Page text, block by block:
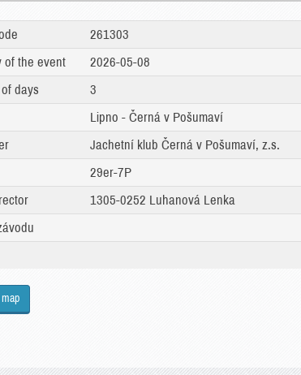
261303
of the event
2026-05-08
days
3
Lipno - Černá v Pošumaví
Jachetní klub Černá v Pošumaví, z.s.
29er-7P
1305-0252 Luhanová Lenka